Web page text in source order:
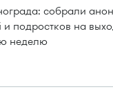
собрали
и подростков на
неделю